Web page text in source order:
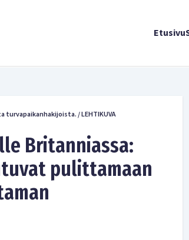
Etusivu
turvapaikanhakijoista./LEHTIKUVA
Britanniassa:
pulittamaan